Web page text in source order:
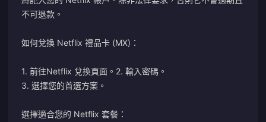
不可退款。
如何兌換 Netflix 禮品卡 (MX)：
1. 前往Netflix 兌換頁面。 2. 輸入密碼。
3. 選擇您的首選方案。
選擇適合您的 Netflix 套餐：